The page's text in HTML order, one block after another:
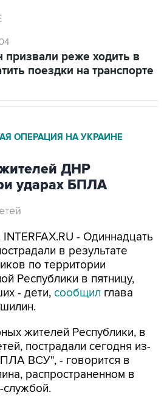
поездки на транспорте
ДНР
ударах БПЛА
- Одиннадцать
по территории
Республики в пятницу,
- дети,сообщилглава
жителей Республики, в
ВСУ", - говорится в
распространенном в
службой.
этих атак также